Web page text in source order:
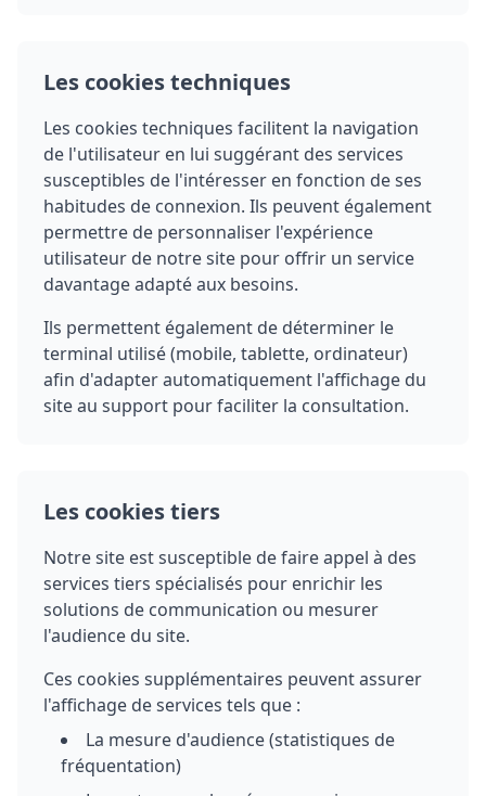
Les cookies techniques
Les cookies techniques facilitent la navigation
de l'utilisateur en lui suggérant des services
susceptibles de l'intéresser en fonction de ses
habitudes de connexion. Ils peuvent également
permettre de personnaliser l'expérience
utilisateur de notre site pour offrir un service
davantage adapté aux besoins.
Ils permettent également de déterminer le
terminal utilisé (mobile, tablette, ordinateur)
afin d'adapter automatiquement l'affichage du
site au support pour faciliter la consultation.
Les cookies tiers
Notre site est susceptible de faire appel à des
services tiers spécialisés pour enrichir les
solutions de communication ou mesurer
l'audience du site.
Ces cookies supplémentaires peuvent assurer
l'affichage de services tels que :
La mesure d'audience (statistiques de
fréquentation)